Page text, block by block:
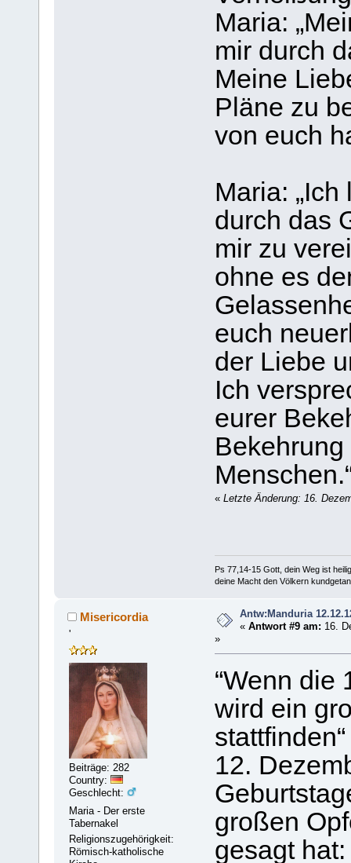
Maria:
mir durch
Meine
Pläne zu
von euch
Maria:
durch das
mir zu
ohne es
euch
der Liebe
Ich
eurer
« Letzte Änderung: 16.
Ps 77,14-15 Gott, dein Weg ist
deine Macht den Völkern
Misericordia
'
Beiträge: 282
Country:
Geschlecht:
Maria - Der erste
Tabernakel
Religionszugehörigkeit:
Römisch-katholische
Antw:Manduria
«Antwort #9 am: 16.
»
“Wenn die
wird ein
12.
großen
gesagt